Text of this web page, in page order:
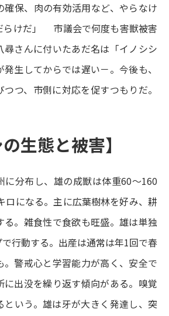
確保、肉の有効活用など、やらなけ
らけだ」 市議会で何度も害獣被害
尋さんに付いたあだ名は「イノシシ
生してからでは遅い－。今後も、
つ、市側に対応を促すつもりだ。
生態と被害】
分布し、雄の成獣は体重60～160
ロになる。主に広葉樹林を好み、耕
る。雑食性で食欲も旺盛。雄は単独
行動する。出産は通常は年1回で春
。警戒心と学習能力が高く、安全で
に出没を繰り返す傾向がある。嗅覚
という。雄は牙が大きく発達し、突